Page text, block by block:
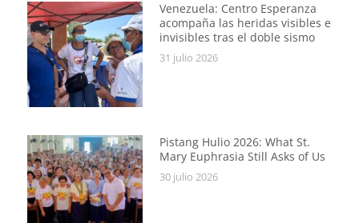
Venezuela: Centro Esperanza
acompaña las heridas visibles e
invisibles tras el doble sismo
31 julio 2026
Pistang Hulio 2026: What St.
Mary Euphrasia Still Asks of Us
30 julio 2026